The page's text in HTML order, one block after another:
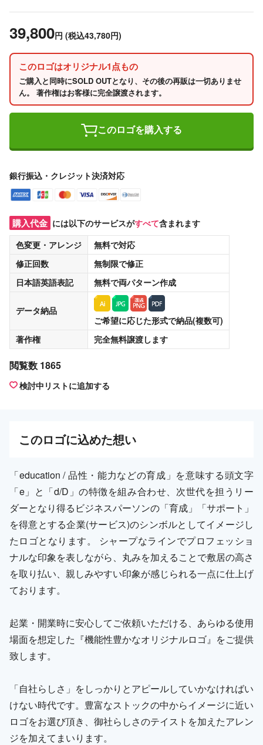
39,800円 (税込43,780円)
このロゴはオリジナル1点もの
ご購入と同時にSOLD OUTとなり、その後の再販は一切ありませ
ん。 著作権はお客様に完全譲渡されます。
このロゴを購入する
銀行振込・クレジット決済対応
購入代金 には以下のサービスがすべて含まれます
色変更・アレンジ
無料で対応
修正回数
無制限で修正
日本語英語表記
無料で両パターン作成
データ納品
ご希望に応じた形式で納品(複数可)
著作権
完全無料譲渡します
閲覧数 1865
検討中リストに追加する
このロゴに込めた想い
「education / 品性・能力などの育成」を意味する頭文字
「e」と「d/D」の特徴を組み合わせ、次世代を担うリー
ダーとなり得るビジネスパーソンの「育成」「サポート」
を得意とする企業(サービス)のシンボルとしてイメージし
たロゴとなります。 シャープなラインでプロフェッショ
ナルな印象を表しながら、丸みを加えることで敷居の高さ
を取り払い、親しみやすい印象が感じられる一点に仕上げ
ております。
起業・開業時に安心してご依頼いただける、あらゆる使用
場面を想定した『機能性豊かなオリジナルロゴ』をご提供
致します。
「自社らしさ」をしっかりとアピールしていかなければい
けない時代です。豊富なストックの中からイメージに近い
ロゴをお選び頂き、御社らしさのテイストを加えたアレン
ジを加えてまいります。